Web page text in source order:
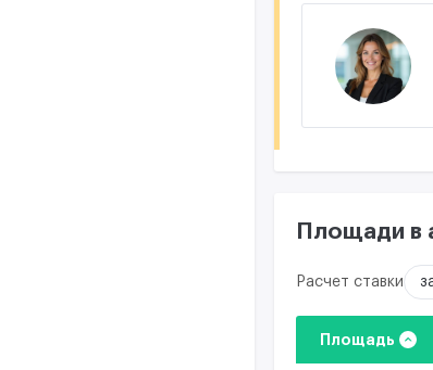
Площади в
Расчет ставки
Площадь